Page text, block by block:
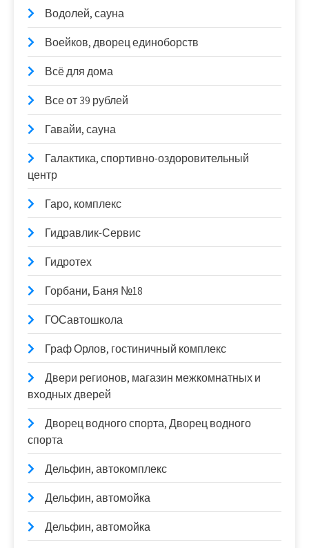
Водолей, сауна
Воейков, дворец единоборств
Всё для дома
Все от 39 рублей
Гавайи, сауна
Галактика, спортивно-оздоровительный
центр
Гаро, комплекс
Гидравлик-Сервис
Гидротех
Горбани, Баня №18
ГОСавтошкола
Граф Орлов, гостиничный комплекс
Двери регионов, магазин межкомнатных и
входных дверей
Дворец водного спорта, Дворец водного
спорта
Дельфин, автокомплекс
Дельфин, автомойка
Дельфин, автомойка